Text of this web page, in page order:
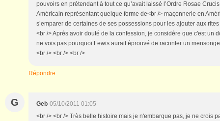
pouvoirs en prétendant à tout ce qu’avait laissé l’Ordre Rosae
Américain représentant quelque forme de<br /> maçonnerie en
s’emparer de certaines de ses possessions pour les ajouter aux
<br /> Après avoir douté de la confession, je considère que c'est un
ne vois pas pourquoi Lewis aurait éprouvé de raconter un
<br /> <br /> <br />
Répondre
G Geb 05/10/2011 01:05
<br /> <br /> Très belle histoire mais je n'embarque pas, je ne crois